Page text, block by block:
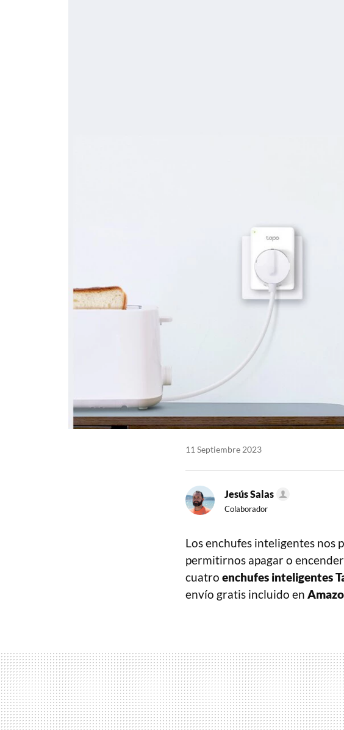
11 Septiembre 2023
Jesús Salas
Colaborador
Los enchufes inteligentes nos
permitirnos apagar o
cuatro enchufes inteligentes
envío gratis incluido en